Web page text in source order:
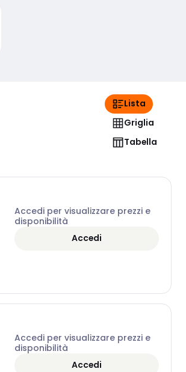
Lista
Griglia
Tabella
Accedi per visualizzare prezzi e
disponibilità
Accedi
Accedi per visualizzare prezzi e
disponibilità
Accedi